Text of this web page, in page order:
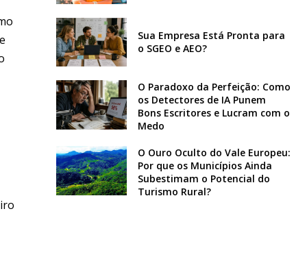
Sua Empresa Está Pronta para
o SGEO e AEO?
O Paradoxo da Perfeição: Como
os Detectores de IA Punem
Bons Escritores e Lucram com o
Medo
O Ouro Oculto do Vale Europeu:
Por que os Municípios Ainda
Subestimam o Potencial do
Turismo Rural?